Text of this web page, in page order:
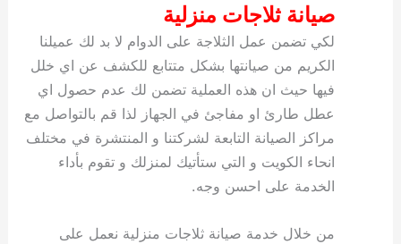
صيانة ثلاجات منزلية
لكي تضمن عمل الثلاجة على الدوام لا بد لك عميلنا
الكريم من صيانتها بشكل متتابع للكشف عن اي خلل
فيها حيث ان هذه العملية تضمن لك عدم حصول اي
عطل طارئ او مفاجئ في الجهاز لذا قم بالتواصل مع
مراكز الصيانة التابعة لشركتنا و المنتشرة في مختلف
انحاء الكويت و التي ستأتيك لمنزلك و تقوم بأداء
الخدمة على احسن وجه.
من خلال خدمة صيانة ثلاجات منزلية نعمل على